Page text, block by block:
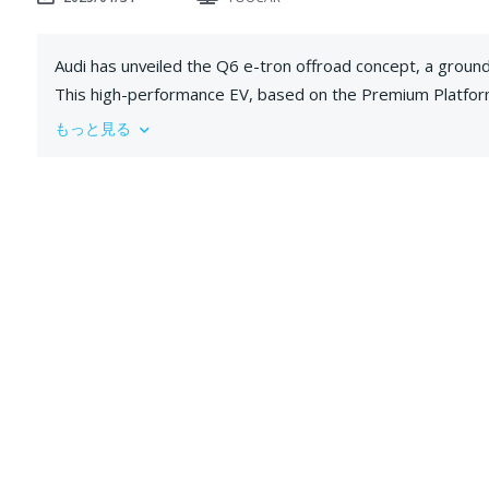
Audi has unveiled the Q6 e-tron offroad concept, a
This high-performance EV, based on the Premium
cutting-edge portal axles, allowing it to climb 100%
もっと見る